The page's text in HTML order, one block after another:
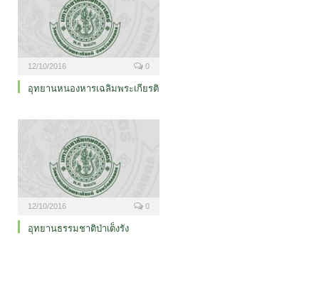
12/10/2016 0
อุทยานหนองหารเฉลิมพระเกียรติ
12/10/2016 0
อุทยานธรรมชาติป่าเต็งรัง